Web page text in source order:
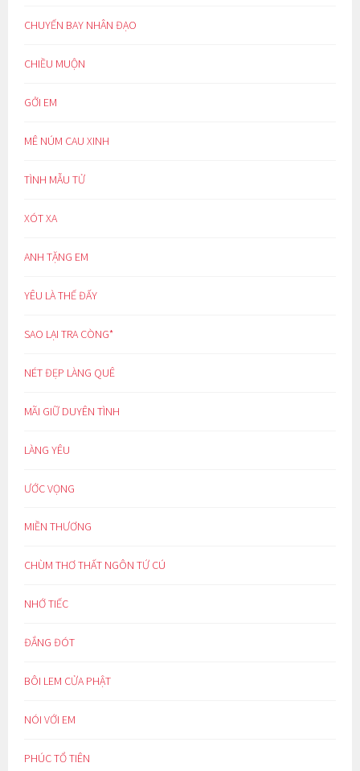
CHUYẾN BAY NHÂN ĐẠO
CHIỀU MUỘN
GỞI EM
MÊ NÚM CAU XINH
TÌNH MẪU TỬ
XÓT XA
ANH TẶNG EM
YÊU LÀ THẾ ĐẤY
SAO LẠI TRA CÒNG*
NÉT ĐẸP LÀNG QUÊ
MÃI GIỮ DUYÊN TÌNH
LÀNG YÊU
ƯỚC VỌNG
MIỀN THƯƠNG
CHÙM THƠ THẤT NGÔN TỨ CÚ
NHỚ TIẾC
ĐẮNG ĐÓT
BÔI LEM CỬA PHẬT
NÓI VỚI EM
PHÚC TỔ TIÊN